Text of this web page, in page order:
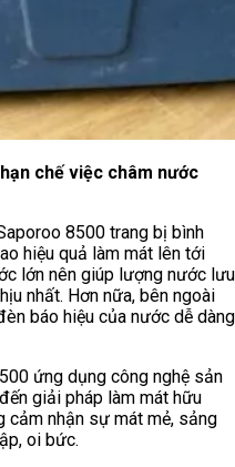
chế việc châm nước
8500 trang bị bình
hiệu quả làm mát lên tới
lớn nên giúp lượng nước lưu
nhất. Hơn nữa, bên ngoài
báo hiệu của nước dễ dàng
ứng dụng công nghệ sản
giải pháp làm mát hữu
cảm nhận sự mát mẻ, sảng
oi bức.